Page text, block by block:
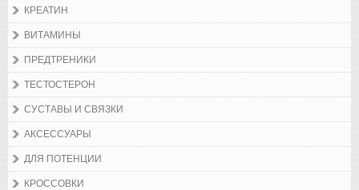
КРЕАТИН
ВИТАМИНЫ
ПРЕДТРЕНИКИ
ТЕСТОСТЕРОН
СУСТАВЫ И СВЯЗКИ
АКСЕССУАРЫ
ДЛЯ ПОТЕНЦИИ
КРОССОВКИ